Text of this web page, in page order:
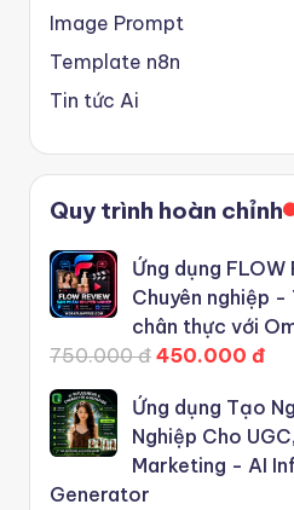
Image Prompt
Template n8n
Tin tức Ai
Quy trình hoàn chỉnh
Ứng dụng
Chuyên nghiệp
chân thực với
750.000 đ 450.000 đ
Ứng dụng Tạo
Nghiệp Cho
Marketing - AI
Generator